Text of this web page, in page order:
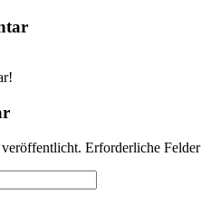
Erforderliche